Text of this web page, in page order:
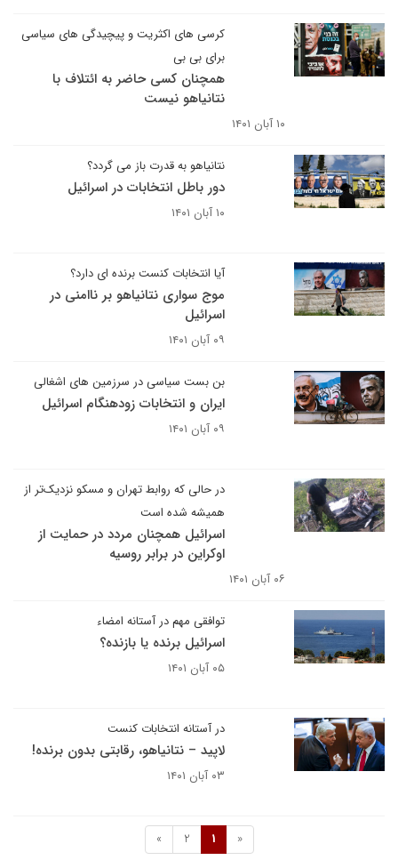
کرسی های اکثریت و پیچیدگی های سیاسی
برای بی بی
همچنان کسی حاضر به ائتلاف با
نتانیاهو نیست
۱۰ آبان ۱۴۰۱
نتانیاهو به قدرت باز می گردد؟
دور باطل انتخابات در اسرائیل
۱۰ آبان ۱۴۰۱
آیا انتخابات کنست برنده ای دارد؟
موج سواری نتانیاهو بر ناامنی در
اسرائیل
۰۹ آبان ۱۴۰۱
بن بست سیاسی در سرزمین های اشغالی
ایران و انتخابات زودهنگام اسرائیل
۰۹ آبان ۱۴۰۱
در حالی که روابط تهران و مسکو نزدیک‌تر از
همیشه شده است
اسرائیل همچنان مردد در حمایت از
اوکراین در برابر روسیه
۰۶ آبان ۱۴۰۱
توافقی مهم در آستانه امضاء
اسرائیل برنده یا بازنده؟
۰۵ آبان ۱۴۰۱
در آستانه انتخابات کنست
لاپید – نتانیاهو، رقابتی بدون برنده!
۰۳ آبان ۱۴۰۱
«
1
2
»